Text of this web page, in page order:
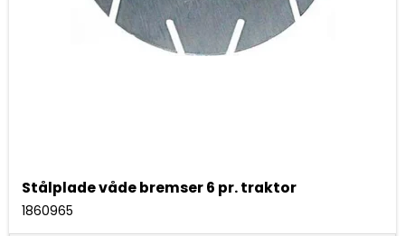
Stålplade våde bremser 6 pr. traktor
1860965